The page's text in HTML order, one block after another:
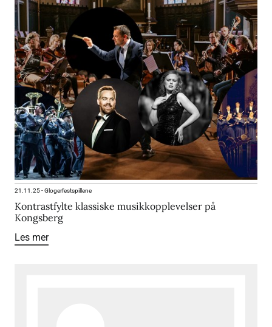
21.11.25-Glogerfestspillene
Kontrastfylte klassiske musikkopplevelser på
Kongsberg
Les mer